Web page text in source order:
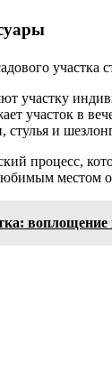
участка
участку
участок в
стулья и
процесс,
местом